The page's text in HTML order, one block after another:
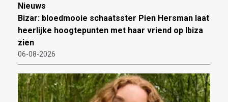
Nieuws
Bizar: bloedmooie schaatsster Pien Hersman laat
heerlijke hoogtepunten met haar vriend op Ibiza
zien
06-08-2026